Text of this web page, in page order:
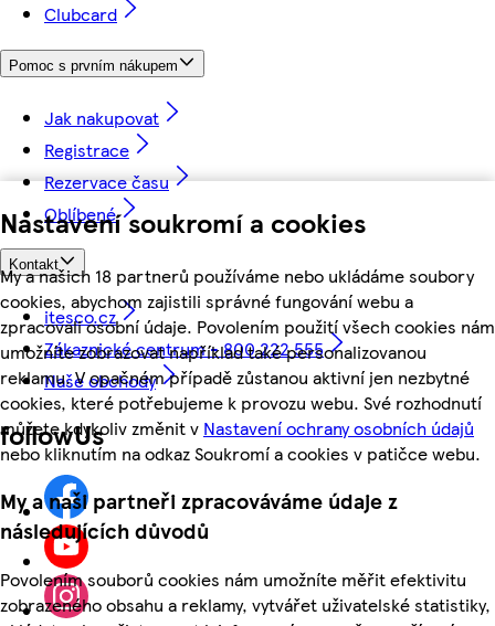
Nastavení soukromí a cookies
My a našich 18 partnerů používáme nebo ukládáme soubory
cookies, abychom zajistili správné fungování webu a
zpracovali osobní údaje. Povolením použití všech cookies nám
umožníte zobrazovat například také personalizovanou
reklamu. V opačném případě zůstanou aktivní jen nezbytné
cookies, které potřebujeme k provozu webu. Své rozhodnutí
můžete kdykoliv změnit v Nastavení ochrany osobních údajů
nebo kliknutím na odkaz Soukromí a cookies v patičce webu.
My a naši partneři zpracováváme údaje z
následujících důvodů
Povolením souborů cookies nám umožníte měřit efektivitu
zobrazeného obsahu a reklamy, vytvářet uživatelské statistiky,
Clubcard
Pomoc s prvním nákupem
Jak nakupovat
Registrace
Rezervace času
Oblíbené
Kontakt
itesco.cz
Zákaznické centrum - 800 222 555
Naše obchody
followUs